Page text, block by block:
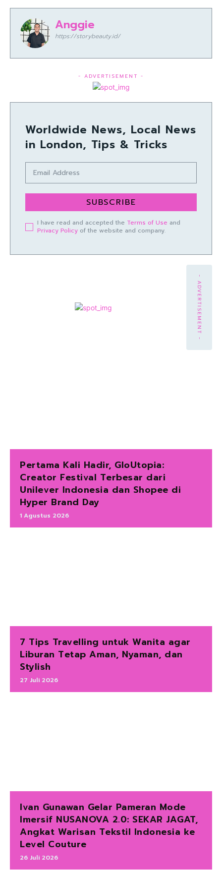
Anggie
https://storybeauty.id/
- ADVERTISEMENT -
Worldwide News, Local News
in London, Tips & Tricks
SUBSCRIBE
I have read and accepted the Terms of Use and
Privacy Policy of the website and company.
- ADVERTISEMENT -
Pertama Kali Hadir, GloUtopia:
Creator Festival Terbesar dari
Unilever Indonesia dan Shopee di
Hyper Brand Day
1 Agustus 2026
7 Tips Travelling untuk Wanita agar
Liburan Tetap Aman, Nyaman, dan
Stylish
27 Juli 2026
Ivan Gunawan Gelar Pameran Mode
Imersif NUSANOVA 2.0: SEKAR JAGAT,
Angkat Warisan Tekstil Indonesia ke
Level Couture
26 Juli 2026